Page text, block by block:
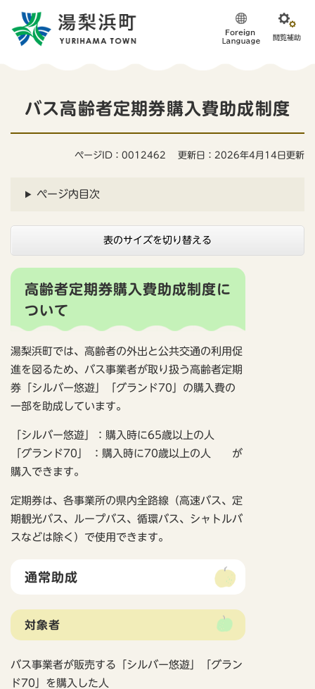
バス高齢者定期券購入費助成制度
ページID：0012462 更新日：2026年4月14日更新
ページ内目次
表のサイズを切り替える
高齢者定期券購入費助成制度に
ついて
湯梨浜町では、高齢者の外出と公共交通の利用促
進を図るため、バス事業者が取り扱う高齢者定期
券「シルバー悠遊」「グランド70」の購入費の
一部を助成しています。
「シルバー悠遊」：購入時に65歳以上の人
「グランド70」 ：購入時に70歳以上の人 が
購入できます。
定期券は、各事業所の県内全路線（高速バス、定
期観光バス、ループバス、循環バス、シャトルバ
スなどは除く）で使用できます。
通常助成
対象者
バス事業者が販売する「シルバー悠遊」「グラン
ド70」を購入した人